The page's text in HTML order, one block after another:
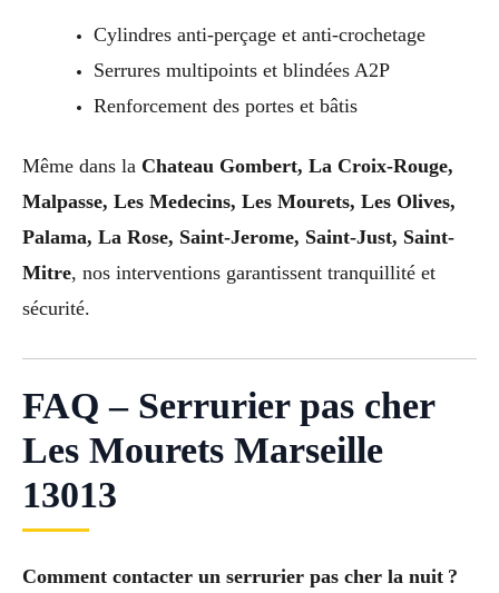
Cylindres anti-perçage et anti-crochetage
Serrures multipoints et blindées A2P
Renforcement des portes et bâtis
Même dans la Chateau Gombert, La Croix-Rouge,
Malpasse, Les Medecins, Les Mourets, Les Olives,
Palama, La Rose, Saint-Jerome, Saint-Just, Saint-
Mitre, nos interventions garantissent tranquillité et
sécurité.
FAQ – Serrurier pas cher
Les Mourets Marseille
13013
Comment contacter un serrurier pas cher la nuit ?